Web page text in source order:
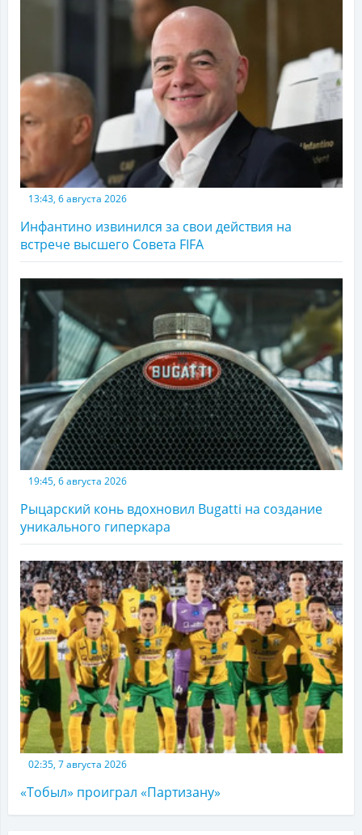
13:43, 6 августа 2026
Инфантино извинился за свои действия на
встрече высшего Совета FIFA
19:45, 6 августа 2026
Рыцарский конь вдохновил Bugatti на создание
уникального гиперкара
02:35, 7 августа 2026
«Тобыл» проиграл «Партизану»